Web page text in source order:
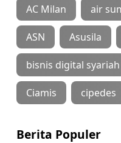
AC Milan air
ASN Asusila
bisnis digital syariah
Ciamis cipedes
Berita Populer